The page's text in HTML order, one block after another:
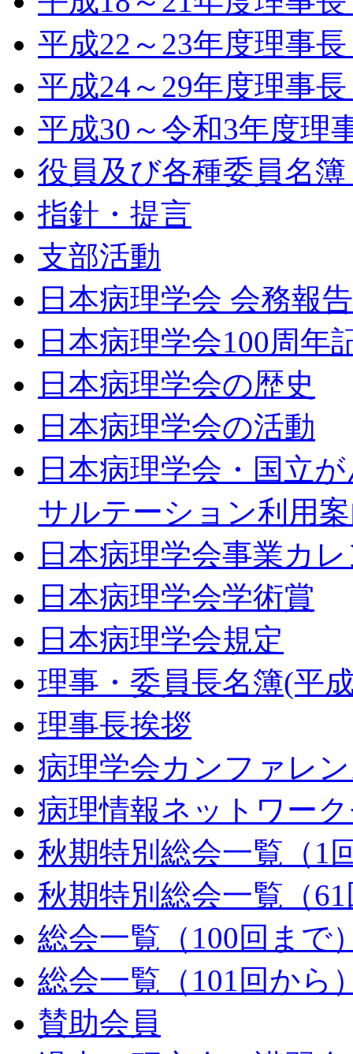
平成22～23年度理
平成24～29年度理
平成30～令和3年度
役員及び各種委員名
指針・提言
支部活動
日本病理学会 会務報
日本病理学会100周年
日本病理学会の歴史
日本病理学会の活動
日本病理学会・国立
サルテーション利用
日本病理学会事業カ
日本病理学会学術賞
日本病理学会規定
理事・委員長名簿(平
理事長挨拶
病理学会カンファレ
病理情報ネットワー
秋期特別総会一覧（1
秋期特別総会一覧（
総会一覧（100回まで
総会一覧（101回から
賛助会員